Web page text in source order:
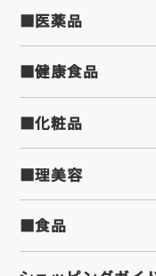
・立ち座りの動作
・スポーツや趣味
・年齢とともに動
●毎日の健康習慣に
続けやすい価格設
ートします。
■医薬品
■健康食品
■化粧品
■理美容
■食品